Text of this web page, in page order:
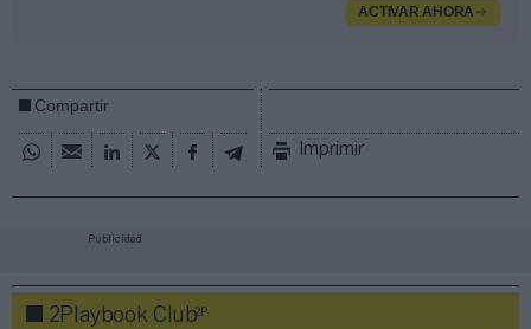
ACTIVAR AHORA
Compartir
Imprimir
Publicidad
2Playbook Club2P